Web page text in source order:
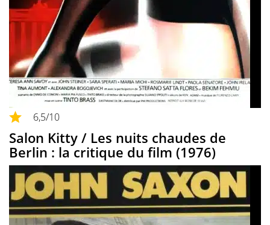
6,5/10
Salon Kitty / Les nuits chaudes de
Berlin : la critique du film (1976)